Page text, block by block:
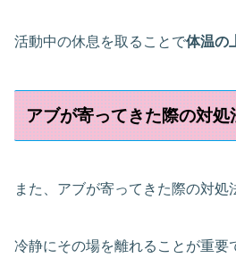
活動中の休息を取ることで体温の
アブが寄ってきた際の対処
また、アブが寄ってきた際の対処
冷静にその場を離れることが重要